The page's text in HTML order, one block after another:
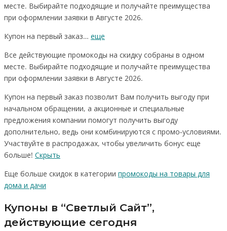
месте. Выбирайте подходящие и получайте преимущества
при оформлении заявки в Августе 2026.
Купон на первый заказ… еще
Все действующие промокоды на скидку собраны в одном
месте. Выбирайте подходящие и получайте преимущества
при оформлении заявки в Августе 2026.
Купон на первый заказ позволит Вам получить выгоду при
начальном обращении, а акционные и специальные
предложения компании помогут получить выгоду
дополнительно, ведь они комбинируются с промо-условиями.
Участвуйте в распродажах, чтобы увеличить бонус еще
больше! Скрыть
Еще больше скидок в категории промокоды на товары для
дома и дачи
Купоны в “Светлый Сайт”,
действующие сегодня